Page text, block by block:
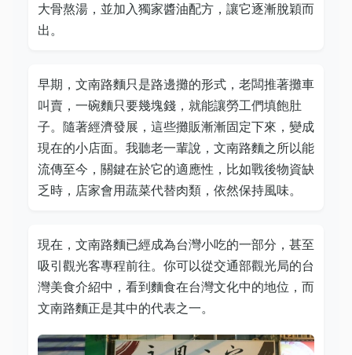
大骨熬湯，並加入獨家醬油配方，讓它逐漸脫穎而
出。
早期，文南路麵只是路邊攤的形式，老闆推著攤車
叫賣，一碗麵只要幾塊錢，就能讓勞工們填飽肚
子。隨著經濟發展，這些攤販漸漸固定下來，變成
現在的小店面。我聽老一輩說，文南路麵之所以能
流傳至今，關鍵在於它的適應性，比如戰後物資缺
乏時，店家會用蔬菜代替肉類，依然保持風味。
現在，文南路麵已經成為台灣小吃的一部分，甚至
吸引觀光客專程前往。你可以從交通部觀光局的台
灣美食介紹中，看到麵食在台灣文化中的地位，而
文南路麵正是其中的代表之一。